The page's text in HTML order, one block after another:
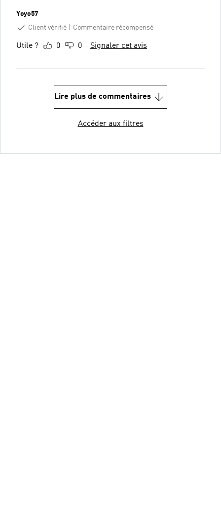
Yoyo57
Client vérifié
Commentaire récompensé
Utile ? 0 0 Signaler cet avis
Lire plus de commentaires
Accéder aux filtres